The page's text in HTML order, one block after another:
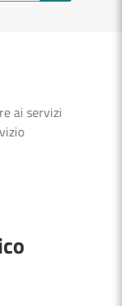
ai servizi